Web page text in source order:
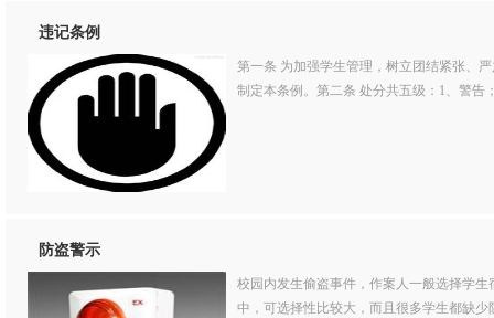
违记条例
第一条 为加强学生管理，树立团结紧张、
制定本条例。第二条 处分共五级：1、警告
防盗警示
校园内发生偷盗事件，作案人一般选择学
中，可选择性比较大，而且很多学生都缺